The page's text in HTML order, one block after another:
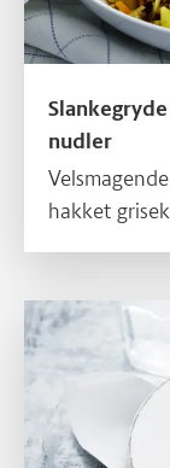
nudler
hakket
Slanke-